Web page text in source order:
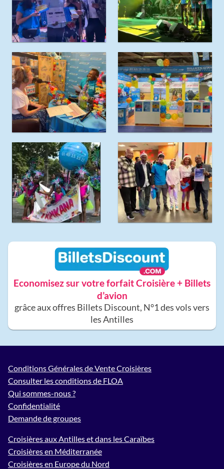
Economisez sur votre forfait Croisière + Billets
d’avion
grâce aux offres Billets Discount, N°1 des vols vers
les Antilles
Conditions Générales de Vente Croisières
Consulter les conditions de FLOA
Qui sommes-nous ?
Confidentialité
Demande de groupes
Croisières aux Antilles et dans les Caraïbes
Croisières en Méditerranée
Croisières en Europe du Nord